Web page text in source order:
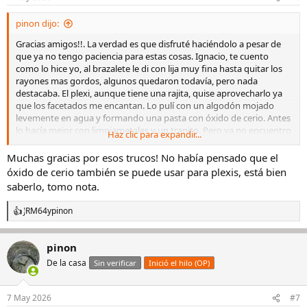
pinon dijo:
Gracias amigos!!. La verdad es que disfruté haciéndolo a pesar de
que ya no tengo paciencia para estas cosas. Ignacio, te cuento
como lo hice yo, al brazalete le di con lija muy fina hasta quitar los
rayones mas gordos, algunos quedaron todavía, pero nada
destacaba. El plexi, aunque tiene una rajita, quise aprovecharlo ya
que los facetados me encantan. Lo pulí con un algodón mojado
levemente en agua y formando una pasta con óxido de cerio. Antes
lo hacía mejor con limpiametales y un trapito. Pero ya no encuentro
esa marca que me iba tan bien.
Haz clic para expandir...
Muchas gracias por esos trucos! No había pensado que el
óxido de cerio también se puede usar para plexis, está bien
saberlo, tomo nota.
R
e
a
c
c
i
e
JRM64ypinon
pinon
De la casa Sin verificar Inició el hilo (OP)
7 May 2026 #7